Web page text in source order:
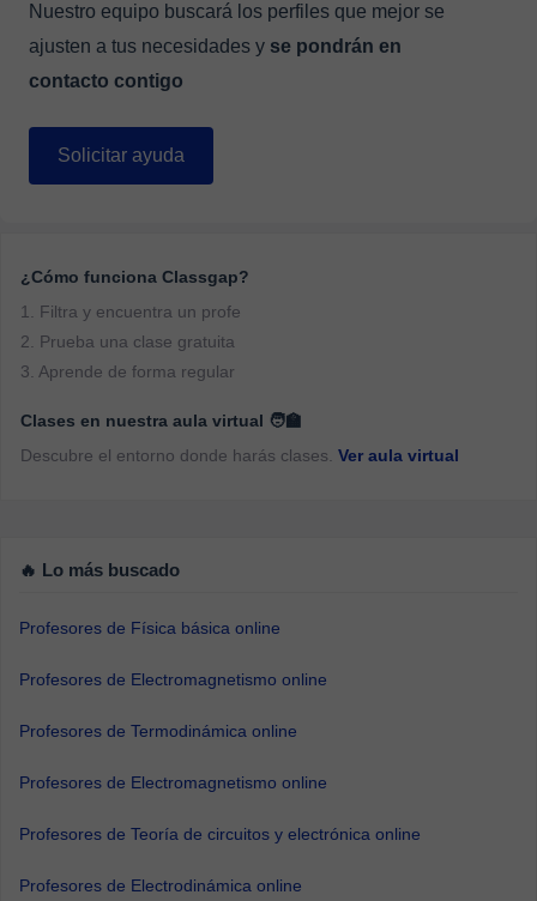
Nuestro equipo buscará los perfiles que mejor se
ajusten a tus necesidades y se pondrán en
contacto contigo
Solicitar ayuda
¿Cómo funciona Classgap?
1. Filtra y encuentra un profe
2. Prueba una clase gratuita
3. Aprende de forma regular
Clases en nuestra aula virtual 🧑‍🏫
Descubre el entorno donde harás clases. Ver aula virtual
🔥 Lo más buscado
Profesores de Física básica online
Profesores de Electromagnetismo online
Profesores de Termodinámica online
Profesores de Electromagnetismo online
Profesores de Teoría de circuitos y electrónica online
Profesores de Electrodinámica online